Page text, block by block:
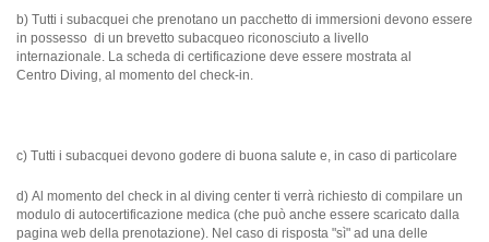
b) Tutti i subacquei che prenotano un pacchetto di immersioni devono essere
in possesso di un brevetto subacqueo riconosciuto a livello
internazionale. La scheda di certificazione deve essere mostrata al
Centro Diving, al momento del check-in.
c) Tutti i subacquei devono godere di buona salute e, in caso di particolare
d) Al momento del check in al diving center ti verrà richiesto di compilare un
modulo di autocertificazione medica (che può anche essere scaricato dalla
pagina web della prenotazione). Nel caso di risposta "sì" ad una delle